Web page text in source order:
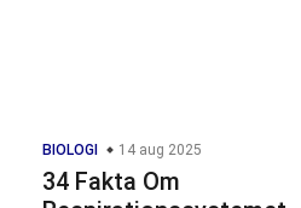
BIOLOGI 14 aug 2025
34 Fakta Om